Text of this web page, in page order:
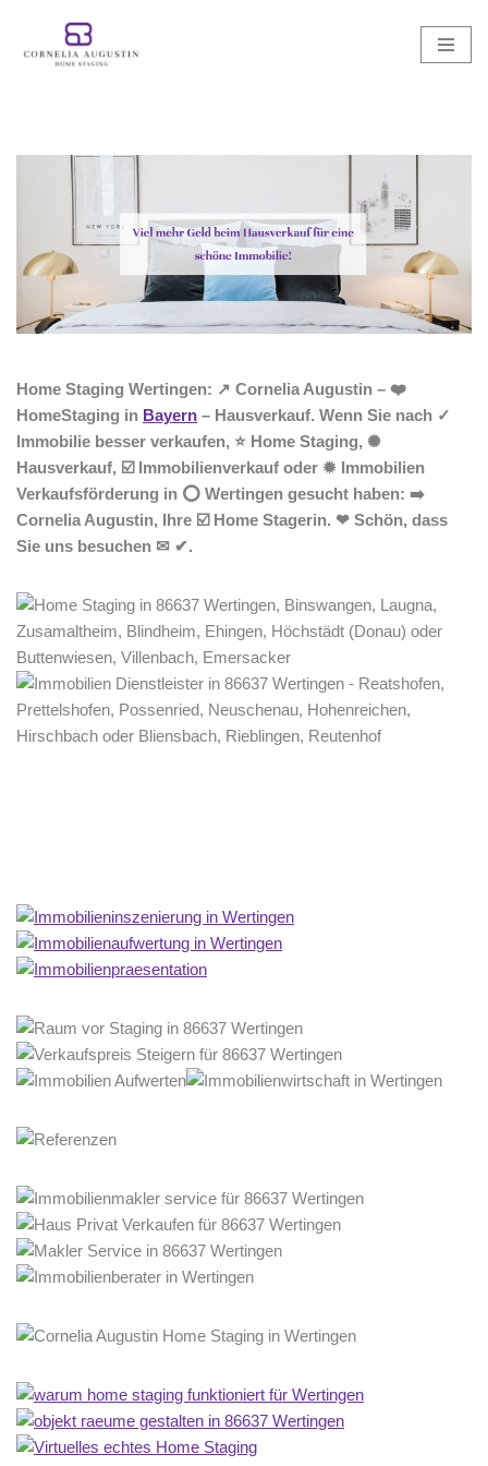
Zum
Home Staging Wertingen: ↗️ Cornelia Augustin – ❤️
HomeStaging in Bayern – Hausverkauf. Wenn Sie nach ✓
Immobilie besser verkaufen, ⭐ Home Staging, ✺
Hausverkauf, ☑️ Immobilienverkauf oder ✹ Immobilien
Verkaufsförderung in ⭕ Wertingen gesucht haben: ➡️
Cornelia Augustin, Ihre ☑️ Home Stagerin. ❤ Schön, dass
Sie uns besuchen ✉ ✔.